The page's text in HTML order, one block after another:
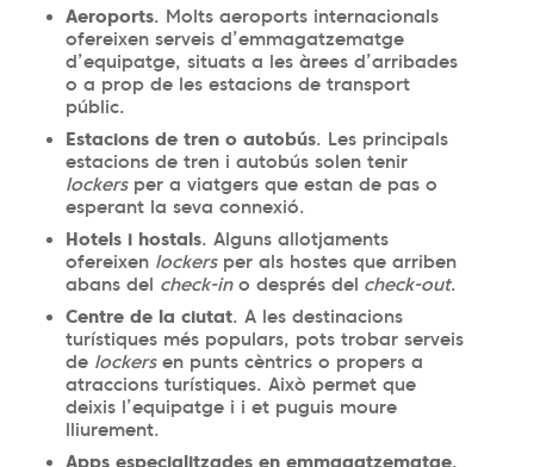
Aeroports. Molts aeroports internacionals
ofereixen serveis d’emmagatzematge
d’equipatge, situats a les àrees d’arribades
o a prop de les estacions de transport
públic.
Estacions de tren o autobús. Les principals
estacions de tren i autobús solen tenir
lockersper a viatgers que estan de pas o
esperant la seva connexió.
Hotels i hostals. Alguns allotjaments
ofereixen lockersper als hostes que arriben
abans del check-ino després del check-out.
Centre de la ciutat. A les destinacions
turístiques més populars, pots trobar serveis
de lockersen punts cèntrics o propers a
atraccions turístiques. Això permet que
deixis l’equipatge i i et puguis moure
lliurement.
Apps especialitzades en emmagatzematge.